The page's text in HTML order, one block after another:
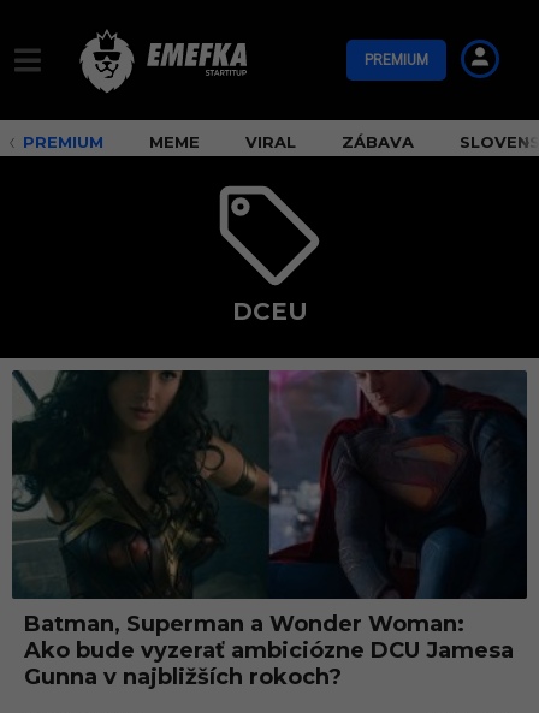
PREMIUM
PREMIUM MEME VIRAL ZÁBAVA
DCEU
D
C
U
Batman, Superman a Wonder Woman:
Ako bude vyzerať ambiciózne DCU Jamesa
Gunna v najbližších rokoch?